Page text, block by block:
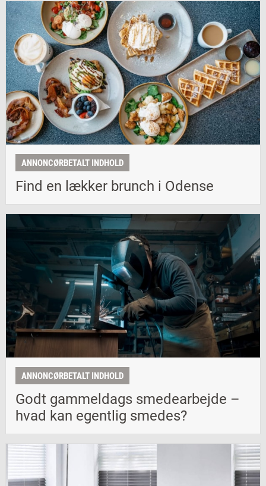
ANNONCØRBETALT INDHOLD
Find en lækker brunch i Odense
ANNONCØRBETALT INDHOLD
Godt gammeldags smedearbejde –
hvad kan egentlig smedes?